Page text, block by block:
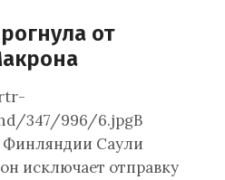
от
347/996/6.jpgВ
Финляндии Саули
исключает отправку